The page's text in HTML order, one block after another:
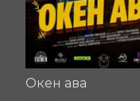
Окен ава